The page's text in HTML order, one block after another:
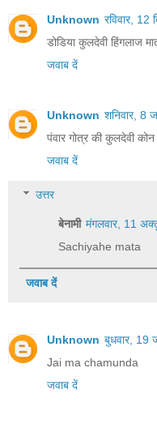
Unknown रविवार,
डोडिया कुलदेवी हिंगलाज
जवाब दें
Unknown शनिवार, 8
पंवार गोत्र की कुलदेवी
जवाब दें
उत्तर
बेनामी मंगलवार, 11
Sachiyahe mata
जवाब दें
Unknown बुधवार, 19
Jai ma chamunda
जवाब दें